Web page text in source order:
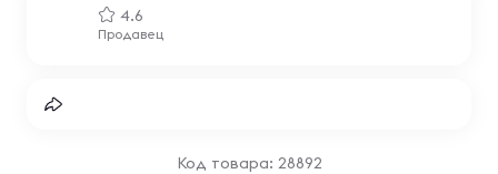
4.6
Продавец
Код товара: 28892